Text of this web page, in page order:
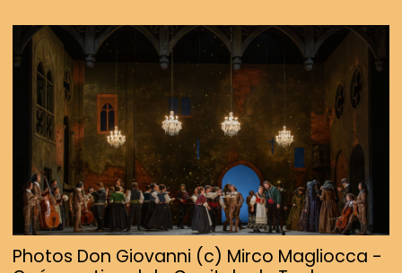
Photos Don Giovanni (c) Mirco Magliocca -